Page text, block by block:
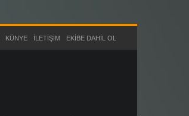
KÜNYE İLETIŞIM EKIBE DAHIL OL